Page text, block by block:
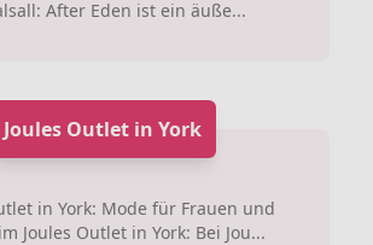
After Eden ist ein äuße...
Joules Outlet in York
in York: Mode für Frauen und
Joules Outlet in York: Bei Jou...